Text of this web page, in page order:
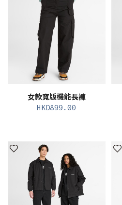
女款寬版機能長褲
HKD899.00